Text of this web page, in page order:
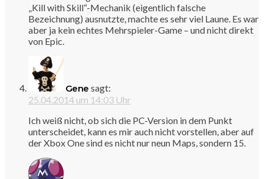
„Kill with Skill“-Mechanik (eigentlich falsche
Bezeichnung) ausnutzte, machte es sehr viel Laune. Es war
aber ja kein echtes Mehrspieler-Game – und nicht direkt
von Epic.
Gene sagt:
25.04.2014 um 14:03 Uhr
Ich weiß nicht, ob sich die PC-Version in dem Punkt
unterscheidet, kann es mir auch nicht vorstellen, aber auf
der Xbox One sind es nicht nur neun Maps, sondern 15.